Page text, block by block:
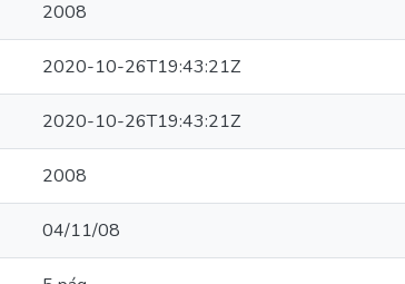
2008
2020-10-26T19:43:21Z
2020-10-26T19:43:21Z
2008
04/11/08